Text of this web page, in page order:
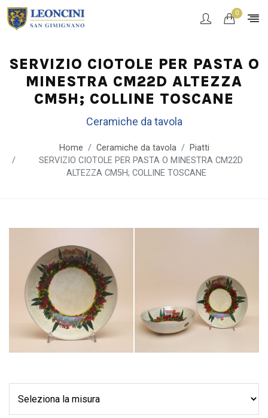
0
SERVIZIO CIOTOLE PER PASTA O
MINESTRA CM22D ALTEZZA
CM5H; COLLINE TOSCANE
Ceramiche da tavola
Home Ceramiche da tavola
Piatti
SERVIZIO CIOTOLE PER PASTA O MINESTRA CM22D
ALTEZZA CM5H; COLLINE TOSCANE